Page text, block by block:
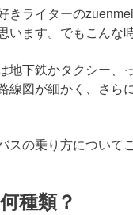
きライターの
います。でもこんな
地下鉄かタクシー、
線図が細かく、さら
スの乗り方について
種類？